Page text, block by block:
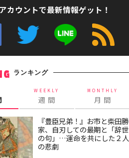
カウントで最新情報ゲット！
ランキング
WEEKLY
週 間
MONTHLY
月 間
『豊臣兄弟！』お市と柴田勝
家、自刃しての最期と「辞世
の句」…運命を共にした２人
の悲劇